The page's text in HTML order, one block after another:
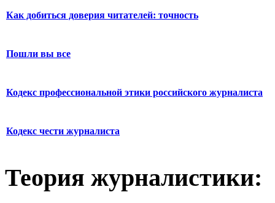
Как добиться доверия читателей: точность
Пошли вы все
Кодекс профессиональной этики российского журналиста
Кодекс чести журналиста
Теория журналистики: